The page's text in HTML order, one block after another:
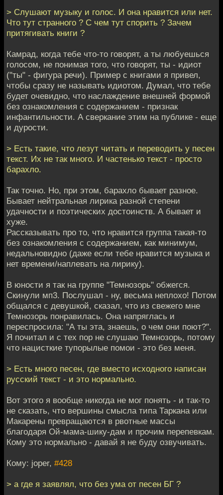
> Слушают музыку и голос. И она нравится или нет.
Что тут странного ? C чем тут спорить ? Зачем
притягивать книги ?
Камрад, когда тебе что-то говорят, а ты любуешься
голосом, не понимая того, что говорят, ты - идиот
("ты" - фигура речи). Пример с книгами я привел,
чтобы сразу не называть идиотом. Думал, что тебе
будет очевидно, что наслаждение внешней формой
без ознакомления с содержанием - признак
инфантильности. А сверкание этим на публике - еще
и дурости.
> Есть такие, что лезут читать и переводить у песен
текст. Их не так много. И частенько текст - просто
барахло.
Так точно. Но, при этом, барахло бывает разное.
Бывает нейтральная лирика разной степени
удачности и поэтических достоинств. А бывает и
хуже.
Рассказывать про то, что нравится группа такая-то
без ознакомления с содержанием, как минимум,
недальновидно (даже если тебе нравится музыка и
нет времени/наплевать на лирику).
В юности я так на группе "Темнозорь" обжегся.
Скинули мп3. Послушал - ну, весьма неплохо! Потом
общался с девушкой, сказал, что из свежего мне
Темнозорь понравилась. Она напряглась и
переспросила: "А ты эта, знаешь, о чем они поют?".
Я почитал и с тех пор не слушаю Темнозорь, потому
что нацисткие тупорылые помои - это без меня.
> Есть много песен, где вместо исходного написан
русский текст - и это нормально.
Вот этого я вообще никогда не мог понять - и так-то
не сказать, что вершины смысла типа Таркана или
Макарены превращаются в рвотные массы
благодаря Ой-мама-шику-дам и прочим перепевкам.
Кому это нормально - давай я не буду озвучивать.
Кому: joper, #428
> а где я заявлял, что без ума от песен БГ ?